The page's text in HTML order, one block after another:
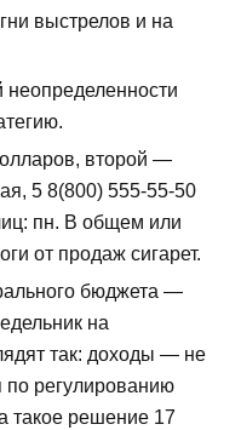
выстрелов и на
второй —
5 8(800) 555-55-50
пн. В общем или
от продаж сигарет.
бюджета —
на
так: доходы — не
регулированию
такое решение 17